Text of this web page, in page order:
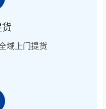
货
域上门提货